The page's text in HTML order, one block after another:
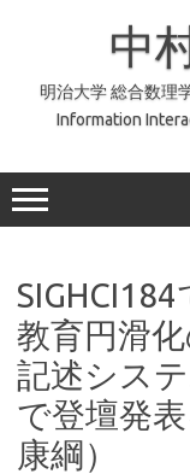
中
明治大学 総合数理
Information
教育円滑
記述シス
で登壇発
康綱）